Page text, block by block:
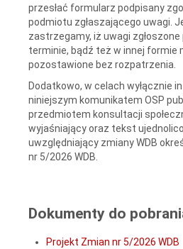
przesłać formularz podpisany
podmiotu zgłaszającego uwagi.
zastrzegamy, iż uwagi
terminie, bądź też w innej formie
pozostawione bez rozpatrzenia.
Dodatkowo, w celach wyłącznie
niniejszym komunikatem OSP
przedmiotem konsultacji
wyjaśniający oraz tekst
uwzględniający zmiany WDB
nr 5/2026 WDB.
Dokumenty do
Projekt Zmian nr 5/2026 WDB